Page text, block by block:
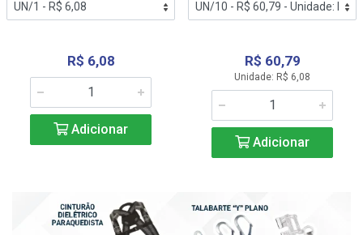
R$ 6,08
Adicionar
R$ 60,79
Unidade: R$ 6,08
Adicionar